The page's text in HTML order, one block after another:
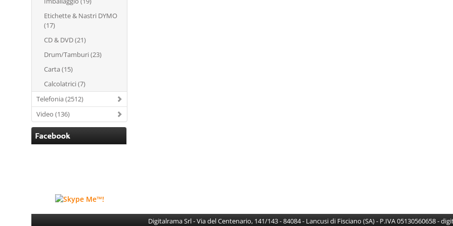
Etichette & Nastri DYMO
(17)
CD & DVD (21)
Drum/Tamburi (23)
Carta (15)
Calcolatrici (7)
Telefonia (2512)
Video (136)
Digitalrama Srl - Via del Centenario, 141/143 - 84084 - Lancusi di Fisciano (SA) - P.IVA 05130560658 -